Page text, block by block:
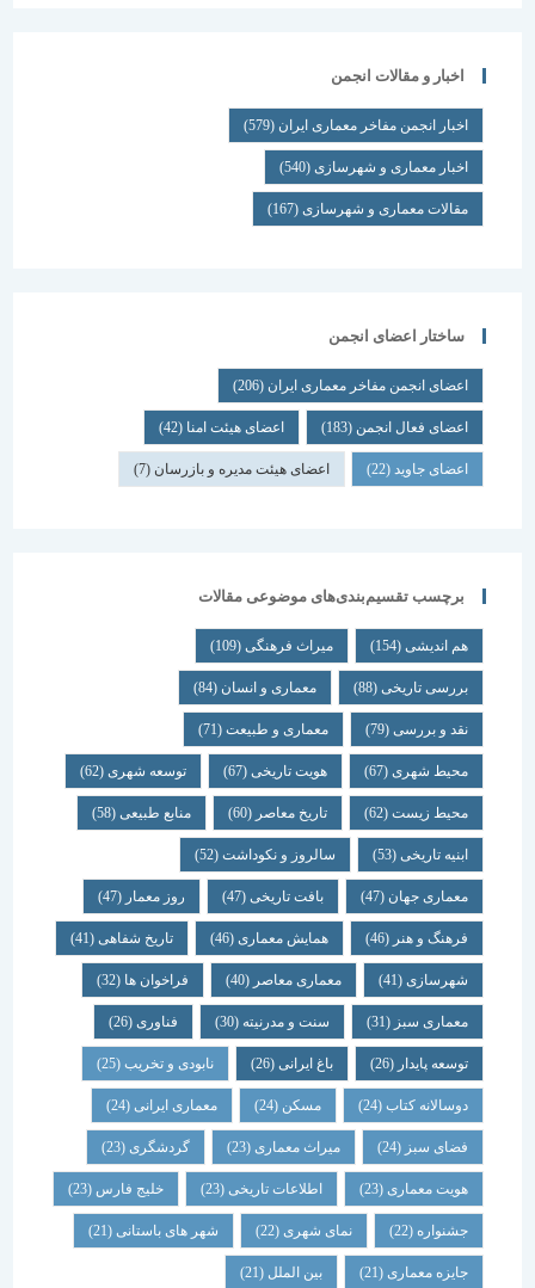
اخبار و مقالات انجمن
اخبار انجمن مفاخر معماری ایران (579)
اخبار معماری و شهرسازی(540)
مقالات معماری و شهرسازی(167)
ساختار اعضای انجمن
اعضای انجمن مفاخر معماری ایران (206)
اعضای فعال انجمن(183) اعضای هیئت امنا(42)
اعضای جاوید(22) اعضای هیئت مدیره و بازرسان(7)
برچسب تقسیم‌بندی‌های موضوعی مقالات
هم اندیشی (154) میراث فرهنگی (109)
بررسی تاریخی (88) معماری و انسان (84)
نقد و بررسی (79) معماری و طبیعت (71)
محیط شهری(67) هویت تاریخی(67) توسعه شهری(62)
محیط زیست(62) تاریخ معاصر(60) منابع طبیعی(58)
ابنیه تاریخی(53) سالروز و نکوداشت(52)
معماری جهان (47) بافت تاریخی(47) روز معمار(47)
فرهنگ و هنر(46) همایش معماری (46) تاریخ شفاهی (41)
شهرسازی(41) معماری معاصر(40) فراخوان ها (32)
معماری سبز(31) سنت و مدرنیته(30) فناوری (26)
توسعه پایدار(26) باغ ایرانی(26) نابودی و تخریب(25)
دوسالانه کتاب(24) مسکن (24) معماری ایرانی(24)
فضای سبز(24) میراث معماری (23) گردشگری (23)
هویت معماری (23) اطلاعات تاریخی(23) خلیج فارس(23)
جشنواره(22) نمای شهری(22) شهر های باستانی (21)
جایزه معماری (21) بین الملل(21)